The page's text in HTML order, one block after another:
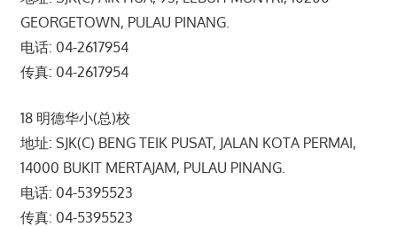
GEORGETOWN, PULAU PINANG.
电话: 04-2617954
传真: 04-2617954
18 明德华小(总)校
地址: SJK(C) BENG TEIK PUSAT, JALAN KOTA PERMAI,
14000 BUKIT MERTAJAM, PULAU PINANG.
电话: 04-5395523
传真: 04-5395523